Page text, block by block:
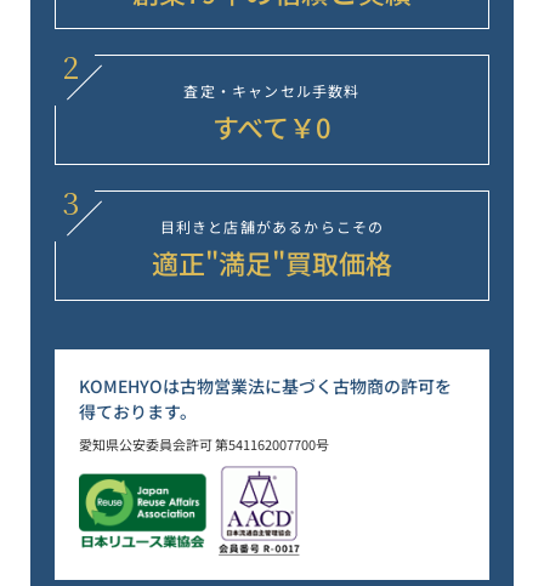
2
査定・キャンセル手数料
すべて￥0
3
目利きと店舗があるからこその
適正"満足"買取価格
KOMEHYOは古物営業法に基づく古物商の許可を
得ております。
愛知県公安委員会許可 第541162007700号